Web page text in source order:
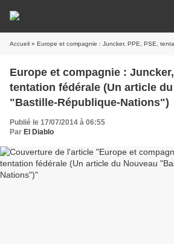
Accueil » Europe et compagnie : Juncker, PPE, PSE, tentation fédérale (Un
Europe et compagnie :
tentation fédérale (Un article
"Bastille-République-Nations")
Publié le 17/07/2014 à 06:55
Par El Diablo